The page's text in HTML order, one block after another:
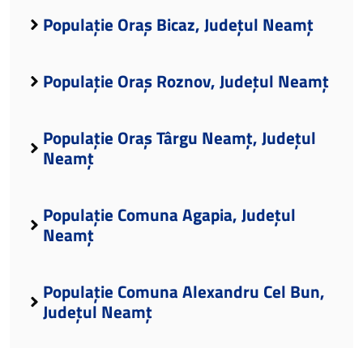
Populație Oraș Bicaz, Județul Neamț
Populație Oraș Roznov, Județul Neamț
Populație Oraș Târgu Neamț, Județul
Neamț
Populație Comuna Agapia, Județul
Neamț
Populație Comuna Alexandru Cel Bun,
Județul Neamț